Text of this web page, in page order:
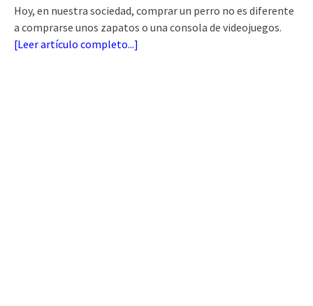
Hoy, en nuestra sociedad, comprar un perro no es diferente
a comprarse unos zapatos o una consola de videojuegos.
[Leer artículo completo...]